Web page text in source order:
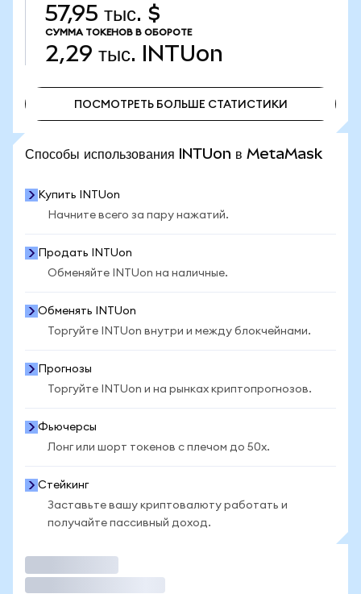
57,95 тыс. $
СУММА ТОКЕНОВ В ОБОРОТЕ
2,29 тыс. INTUon
ПОСМОТРЕТЬ БОЛЬШЕ СТАТИСТИКИ
Способы использования INTUon в MetaMask
Купить INTUon
Начните всего за пару нажатий.
Продать INTUon
Обменяйте INTUon на наличные.
Обменять INTUon
Торгуйте INTUon внутри и между блокчейнами.
Прогнозы
Торгуйте INTUon и на рынках криптопрогнозов.
Фьючерсы
Лонг или шорт токенов с плечом до 50x.
Стейкинг
Заставьте вашу криптовалюту работать и
получайте пассивный доход.